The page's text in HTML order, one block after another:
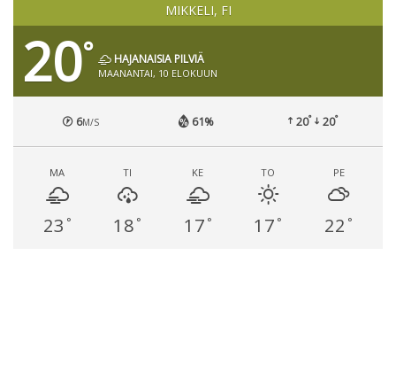
MIKKELI, FI
20° HAJANAISIA PILVIÄ
MAANANTAI, 10 ELOKUUN
6M/S 61% 20° 20°
MA
23 °
TI
18 °
KE
17 °
TO
17 °
PE
22 °